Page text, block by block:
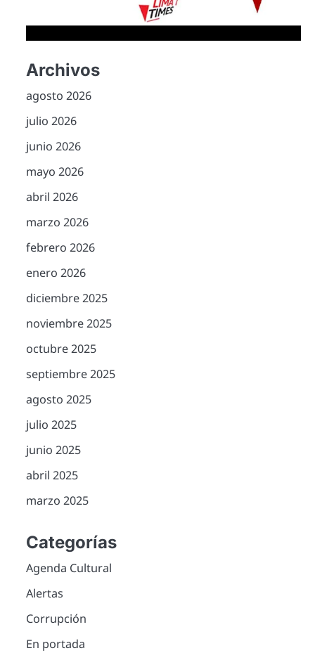
Archivos
agosto 2026
julio 2026
junio 2026
mayo 2026
abril 2026
marzo 2026
febrero 2026
enero 2026
diciembre 2025
noviembre 2025
octubre 2025
septiembre 2025
agosto 2025
julio 2025
junio 2025
abril 2025
marzo 2025
Categorías
Agenda Cultural
Alertas
Corrupción
En portada